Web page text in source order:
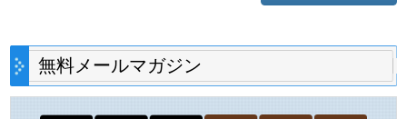
無料メールマガジン